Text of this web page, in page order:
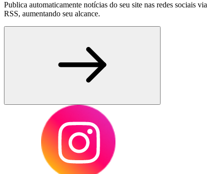
Publica automaticamente notícias do seu site nas redes sociais via
RSS, aumentando seu alcance.